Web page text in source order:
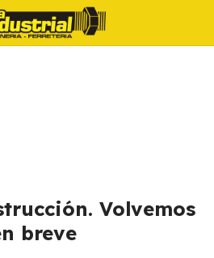
Volvemos
breve